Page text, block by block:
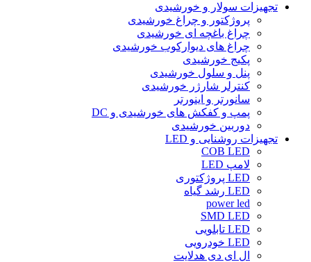
تجهیزات سولار و خورشیدی
پروژکتور و چراغ خورشیدی
چراغ باغچه ای خورشیدی
چراغ های دیوارکوب خورشیدی
پکیج خورشیدی
پنل و سلول خورشیدی
کنترلر شارژر خورشیدی
سانورتر و اینورتر
پمپ و کفکش های خورشیدی و DC
دوربین خورشیدی
تجهیزات روشنایی و LED
COB LED
لامپ LED
LED پروژکتوری
LED رشد گیاه
power led
SMD LED
LED تابلویی
LED خودرویی
ال ای دی هدلایت